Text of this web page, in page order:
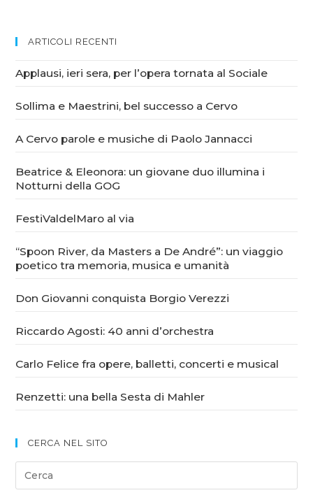
ARTICOLI RECENTI
Applausi, ieri sera, per l’opera tornata al Sociale
Sollima e Maestrini, bel successo a Cervo
A Cervo parole e musiche di Paolo Jannacci
Beatrice & Eleonora: un giovane duo illumina i
Notturni della GOG
FestiValdelMaro al via
“Spoon River, da Masters a De André”: un viaggio
poetico tra memoria, musica e umanità
Don Giovanni conquista Borgio Verezzi
Riccardo Agosti: 40 anni d’orchestra
Carlo Felice fra opere, balletti, concerti e musical
Renzetti: una bella Sesta di Mahler
CERCA NEL SITO